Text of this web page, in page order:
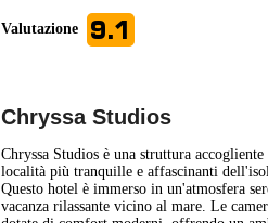
Valutazione 9.1
Chryssa Studios
Chryssa Studios è una struttura
località più tranquille e affascinanti
Questo hotel è immerso in un'atmosfera
vacanza rilassante vicino al mare. Le